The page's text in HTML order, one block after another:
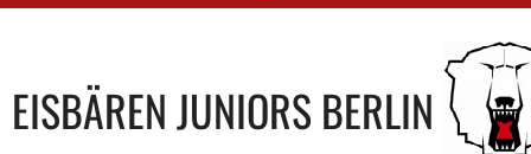
EISBÄREN JUNIORS BERLIN